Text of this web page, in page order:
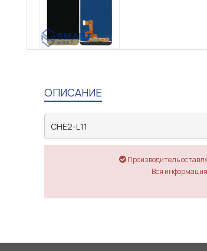
ОПИСАНИЕ
CHE2-L11
Производитель
Вся информация